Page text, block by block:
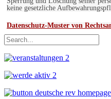
keine gesetzliche
Datenschutz-Muster von